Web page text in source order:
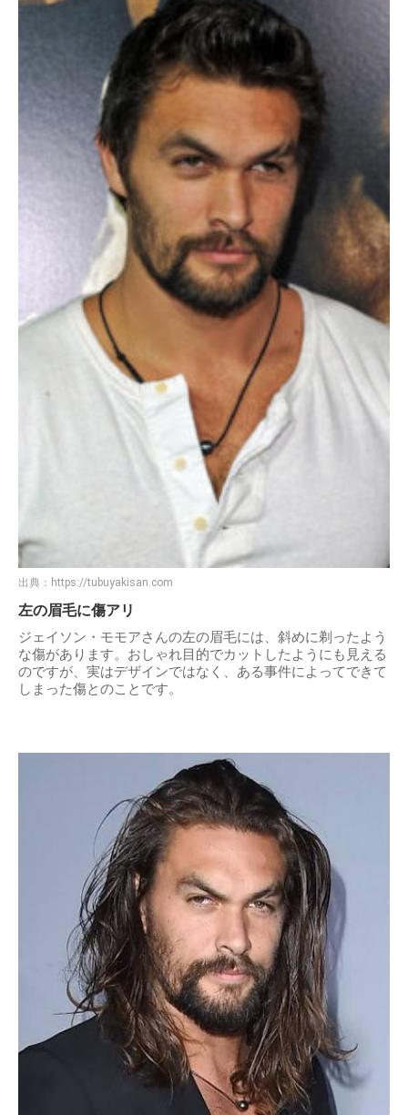
出典： https://tubuyakisan.com
左の眉毛に傷アリ
ジェイソン・モモアさんの左の眉毛には、斜めに剃ったよう
な傷があります。おしゃれ目的でカットしたようにも見える
のですが、実はデザインではなく、ある事件によってできて
しまった傷とのことです。